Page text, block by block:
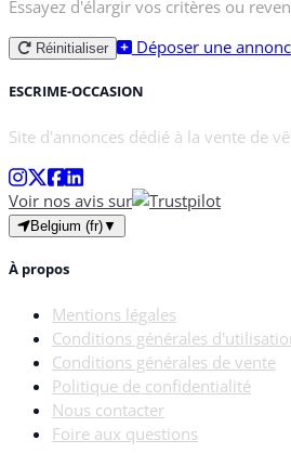
Essayez d'élargir vos critères ou
Réinitialiser Déposer une
ESCRIME-OCCASION
Site d'annonces dédié à la vente de
Voir nos avis sur
Belgium (fr)▼
À propos
Mentions légales
Conditions générales
Conditions générales de vente
Politique de confidentialité
Nous contacter
Foire aux questions